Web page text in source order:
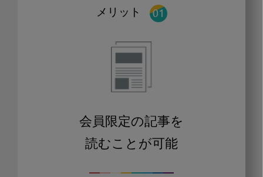
メリット
会員限定の記事を
読むことが可能